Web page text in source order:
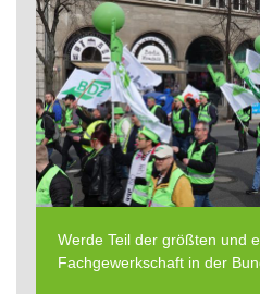
Werde Teil der größten und
Fachgewerkschaft in der